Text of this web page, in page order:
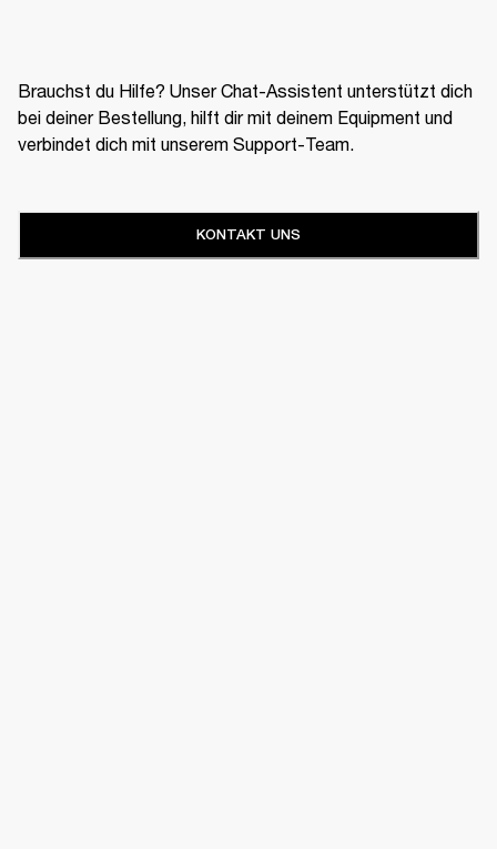
Brauchst du Hilfe? Unser Chat-Assistent unterstützt dich
bei deiner Bestellung, hilft dir mit deinem Equipment und
verbindet dich mit unserem Support-Team.
KONTAKT UNS